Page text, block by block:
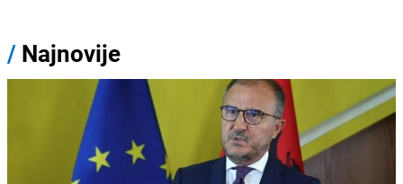
/ Najnovije